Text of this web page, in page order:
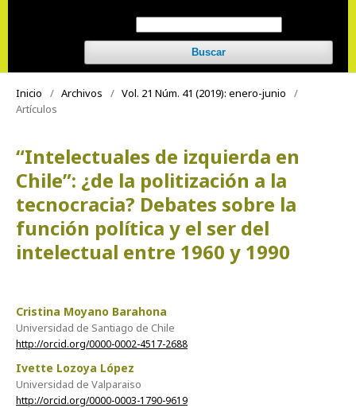
Buscar
Inicio / Archivos / Vol. 21 Núm. 41 (2019): enero-junio
/
Artículos
“Intelectuales de izquierda en
Chile”: ¿de la politización a la
tecnocracia? Debates sobre la
función política y el ser del
intelectual entre 1960 y 1990
Cristina Moyano Barahona
Universidad de Santiago de Chile
http://orcid.org/0000-0002-4517-2688
Ivette Lozoya López
Universidad de Valparaiso
http://orcid.org/0000-0003-1790-9619